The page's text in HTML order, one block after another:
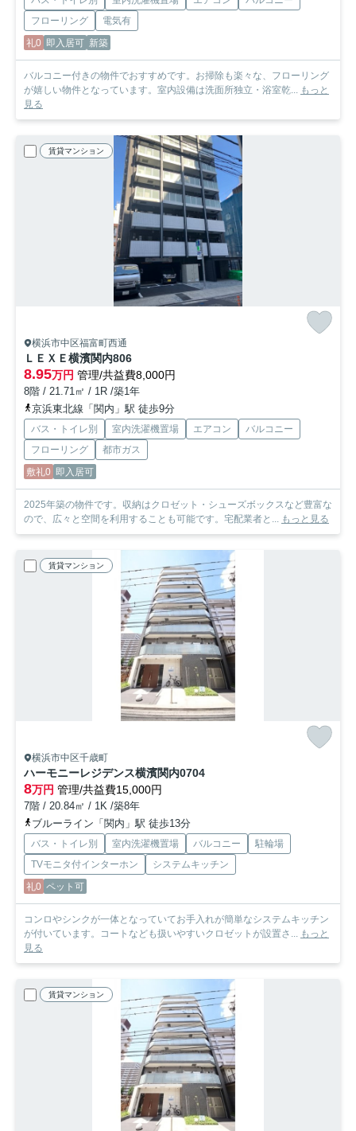
フローリング
電気有
礼0 即入居可 新築
バルコニー付きの物件でおすすめです。お掃除も楽々な、フローリング
が嬉しい物件となっています。室内設備は洗面所独立・浴室乾... もっと
見る
賃貸マンション
横浜市中区福富町西通
ＬＥＸＥ横濱関内806
8.95万円 管理/共益費8,000円
8階 / 21.71㎡ / 1R /築1年
京浜東北線「関内」駅 徒歩9分
バス・トイレ別 室内洗濯機置場 エアコン
バルコニー
フローリング
都市ガス
敷礼0 即入居可
2025年築の物件です。収納はクロゼット・シューズボックスなど豊富な
ので、広々と空間を利用することも可能です。宅配業者と... もっと見る
賃貸マンション
横浜市中区千歳町
ハーモニーレジデンス横濱関内0704
8万円 管理/共益費15,000円
7階 / 20.84㎡ / 1K /築8年
ブルーライン「関内」駅 徒歩13分
バス・トイレ別 室内洗濯機置場 バルコニー
駐輪場
TVモニタ付インターホン
システムキッチン
礼0 ペット可
コンロやシンクが一体となっていてお手入れが簡単なシステムキッチン
が付いています。コートなども扱いやすいクロゼットが設置さ... もっと
見る
賃貸マンション